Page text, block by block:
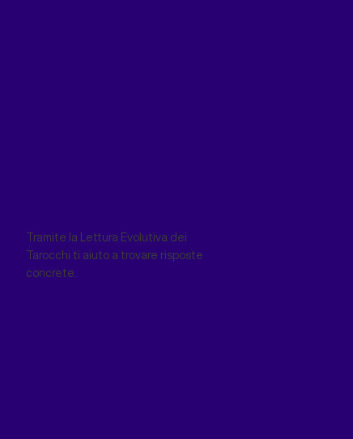
Tramite la Lettura Evolutiva dei
Tarocchi ti aiuto a trovare risposte
concrete.